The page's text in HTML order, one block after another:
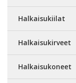
Halkaisukiilat
Halkaisukirveet
Halkaisukoneet